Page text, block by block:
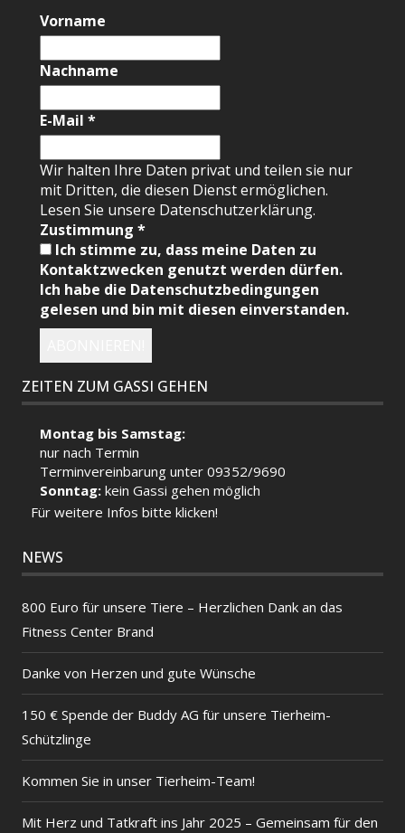
Vorname
Nachname
E-Mail*
Wir halten Ihre Daten privat und teilen sie nur
mit Dritten, die diesen Dienst ermöglichen.
Lesen Sie unsere Datenschutzerklärung.
Zustimmung*
Ich stimme zu, dass meine Daten zu
Kontaktzwecken genutzt werden dürfen.
Ich habe die Datenschutzbedingungen
gelesen und bin mit diesen einverstanden.
ZEITEN ZUM GASSI GEHEN
Montag bis Samstag:
nur nach Termin
Terminvereinbarung unter 09352/9690
Sonntag:kein Gassi gehen möglich
Für weitere Infos bitte klicken!
NEWS
800 Euro für unsere Tiere – Herzlichen Dank an das
Fitness Center Brand
Danke von Herzen und gute Wünsche
150 € Spende der Buddy AG für unsere Tierheim-
Schützlinge
Kommen Sie in unser Tierheim-Team!
Mit Herz und Tatkraft ins Jahr 2025 – Gemeinsam für den